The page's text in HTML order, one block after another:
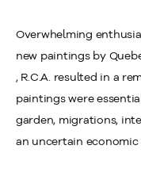
Overwhelming
new paintings by
, R.C.A. resulted in a
paintings were
garden, migrations,
an uncertain economic